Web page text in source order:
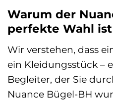
Warum der
perfekte Wahl ist
Wir verstehen, dass
ein Kleidungsstück –
Begleiter, der Sie
Nuance Bügel-BH